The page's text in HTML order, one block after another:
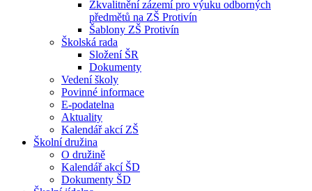
Zkvalitnění zázemí pro výuku odborných
předmětů na ZŠ Protivín
Šablony ZŠ Protivín
Školská rada
Složení ŠR
Dokumenty
Vedení školy
Povinné informace
E-podatelna
Aktuality
Kalendář akcí ZŠ
Školní družina
O družině
Kalendář akcí ŠD
Dokumenty ŠD